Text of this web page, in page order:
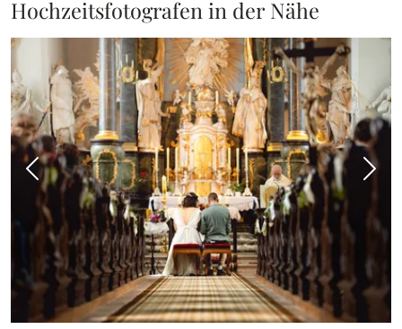
Hochzeitsfotografen in der Nähe
Vorheriges Bild